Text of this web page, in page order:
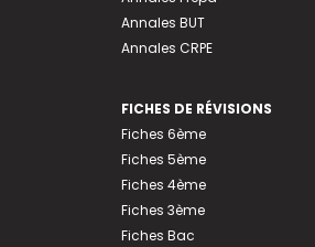
Annales BUT
Annales CRPE
FICHES DE RÉVISIONS
Fiches 6ème
Fiches 5ème
Fiches 4ème
Fiches 3ème
Fiches Bac